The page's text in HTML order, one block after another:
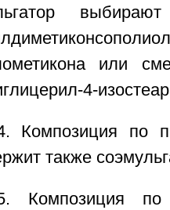
или
4-
Композиция по
также
Композиция